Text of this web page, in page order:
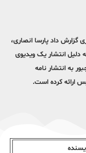
گزارش داد پارسا انصاری،‌
دلیل انتشار یک ویدیوی
به انتشار نامه
ارائه کرده است.